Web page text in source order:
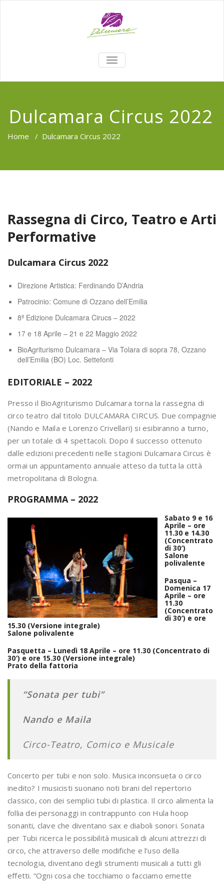
TOGGLE
NAVIGATION
Dulcamara Circus 2022
Home / Dulcamara Circus 2022
Rassegna di Circo, Teatro e Arti
Performative
Dulcamara Circus 2022
Direzione Artistica: Ferdinando D’Andria
Patrocinio: Comune di Ozzano dell’Emilia
8ª Edizione Dulcamara Cirucs – 2022
17 e 18 Aprile – 21 e 22 Maggio 2022
BioAgriturismo Dulcamara – Via Tolara di sopra 78, Ozzano
dell’Emilia (BO) Loc. Settefonti
EDITORIALE – 2022
Presso il BioAgriturismo Dulcamara torna la rassegna di
circo teatro dal titolo DULCAMARA CIRCUS. Due compagnie
(Nando e Maila e Lorenzo Crivellari) si esibiranno a turno,
per un totale di 4 spettacoli. Dopo il successo ottenuto
dalle edizioni precedenti nelle stagioni Dulcamara Circus è
ormai un appuntamento annuale atteso da tutta la città
metropolitana di Bologna.
PROGRAMMA – 2022
Sabato 9 e 16
Aprile – ore
11.30 e 14.30
(Concentrato
di 30′)
Salone
polivalente
Pasqua –
Domenica 17
Aprile – ore
11.30
(Concentrato
di 30′) e ore
15.30 (Versione integrale)
Salone polivalente
Pasquetta – Lunedì 18 Aprile – ore 11.30 (Concentrato di
30′) e ore 15.30 (Versione integrale)
Prato della fattoria
“Sonata per tubi”
Nando e Maila
Circo-Teatro, Comico e Musicale
Concerto per tubi e non solo. Musica inconsueta o circo
inedito? I musicisti suonano noti brani del repertorio
classico, con dei semplici tubi di plastica. Il circo alimenta la
follia dei personaggi in contrappunto con Hula hoop
sonanti, clave che diventano sax e diaboli sonori. Sonata
per Tubi ricerca le possibilità musicali di alcuni attrezzi di
circo, che attraverso delle modifiche e l’uso della
tecnologia, diventano degli strumenti musicali a tutti gli
effetti. “Ogni cosa che tocchiamo o facciamo emette